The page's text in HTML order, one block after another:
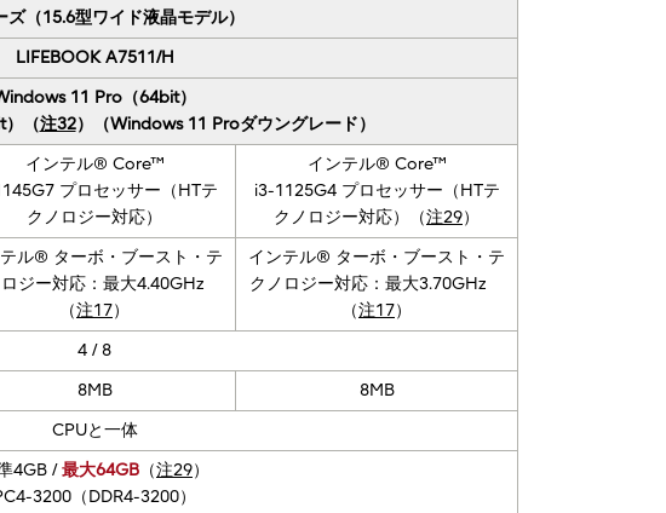
ズ（15.6型ワイド液晶モデル）
LIFEBOOK A7511/H
11 Pro（64bit）
（注32）（Windows 11 Proダウングレード）
インテル® Core™
プロセッサー（HTテ
クノロジー対応）
インテル® Core™
i3-1125G4 プロセッサー（HTテ
クノロジー対応）（注29）
ル® ターボ・ブースト・テ
ジー対応：最大4.40GHz
（注17）
インテル® ターボ・ブースト・テ
クノロジー対応：最大3.70GHz
（注17）
4 / 8
8MB 8MB
CPUと一体
4GB /最大64GB （注29）
3200（DDR4-3200）